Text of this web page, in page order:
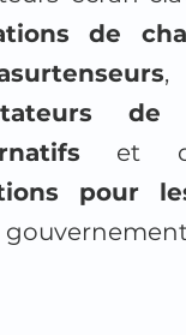
de
,
de
et
pour